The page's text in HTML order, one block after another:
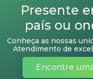
Presente
país ou
Conheça as nossas
Atendimento de
Encontre